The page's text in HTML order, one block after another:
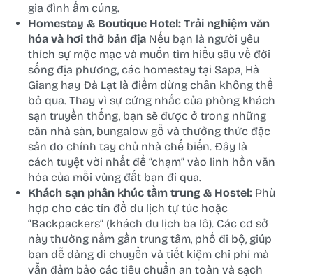
gia đình ấm cúng.
Homestay & Boutique Hotel: Trải nghiệm văn
hóa và hơi thở bản địa Nếu bạn là người yêu
thích sự mộc mạc và muốn tìm hiểu sâu về đời
sống địa phương, các homestay tại Sapa, Hà
Giang hay Đà Lạt là điểm dừng chân không thể
bỏ qua. Thay vì sự cứng nhắc của phòng khách
sạn truyền thống, bạn sẽ được ở trong những
căn nhà sàn, bungalow gỗ và thưởng thức đặc
sản do chính tay chủ nhà chế biến. Đây là
cách tuyệt vời nhất để “chạm” vào linh hồn văn
hóa của mỗi vùng đất bạn đi qua.
Khách sạn phân khúc tầm trung & Hostel: Phù
hợp cho các tín đồ du lịch tự túc hoặc
“Backpackers” (khách du lịch ba lô). Các cơ sở
này thường nằm gần trung tâm, phố đi bộ, giúp
bạn dễ dàng di chuyển và tiết kiệm chi phí mà
vẫn đảm bảo các tiêu chuẩn an toàn và sạch